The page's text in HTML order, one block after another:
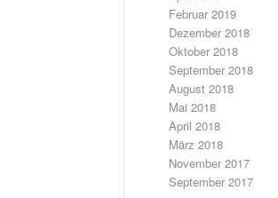
Februar 2019
Dezember 2018
Oktober 2018
September 2018
August 2018
Mai 2018
April 2018
März 2018
November 2017
September 2017